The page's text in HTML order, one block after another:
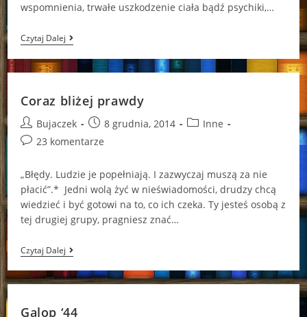
wspomnienia, trwałe uszkodzenie ciała bądź psychiki,…
Czytaj DalejJedyny
W
Swoim
Rodzaju
Coraz bliżej prawdy
Post
author:
Bujaczek
Post
published:
8 grudnia, 2014
PostInne
Post23 komentarze
„Błędy. Ludzie je popełniają. I zazwyczaj muszą za nie
płacić”.* Jedni wolą żyć w nieświadomości, drudzy chcą
wiedzieć i być gotowi na to, co ich czeka. Ty jesteś osobą z
tej drugiej grupy, pragniesz znać…
Czytaj DalejCoraz
Bliżej
Prawdy
Galop ‘44